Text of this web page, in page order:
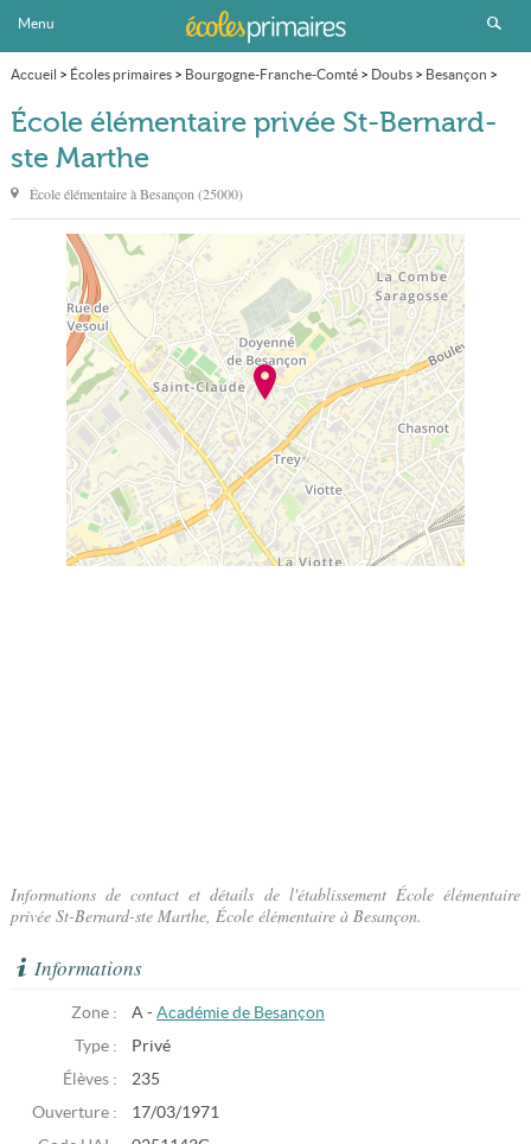
Menu
Accueil > Écoles primaires> Bourgogne-Franche-Comté> Doubs> Besançon >
École élémentaire privée St-Bernard-ste Marthe
École élémentaire privée St-Bernard-
ste Marthe
École élémentaire àBesançon (25000)
Informations de contact et détails de l'établissement École élémentaire
privée St-Bernard-ste Marthe, École élémentaire à Besançon.
Informations
Zone : A - Académie de Besançon
Type :
Privé
Élèves :
235
Ouverture :
17/03/1971